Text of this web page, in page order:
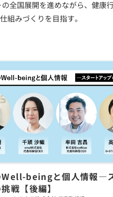
全国展開を進めながら、健康
組みづくりを目指す。
Well-beingと個人情報―
戦【後編】